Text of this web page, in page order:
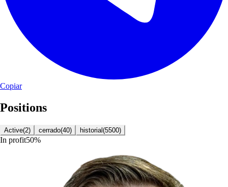
Copiar
Positions
Active(2) cerrado(40) historial(5500)
In profit50%